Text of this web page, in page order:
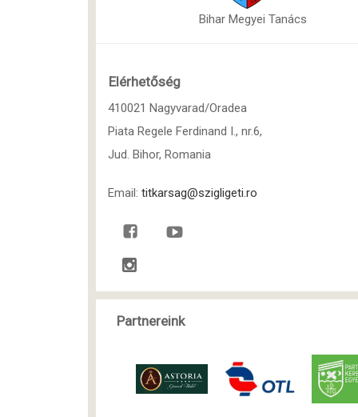
Bihar Megyei Tanács
Elérhetőség
410021 Nagyvarad/Oradea
Piata Regele Ferdinand I., nr.6,
Jud. Bihor, Romania
Email: titkarsag@szigligeti.ro
Partnereink